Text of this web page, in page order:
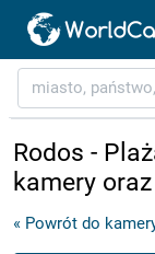
Rodos -
kamery
« Powrót do